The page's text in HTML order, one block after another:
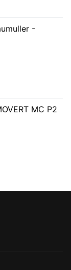
-
MC P2